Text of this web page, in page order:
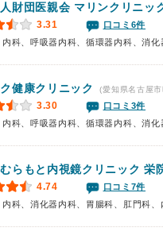
財団医親会 マリンクリニッ
3.31
口コミ6件
健康クリニック (愛知県名古屋
3.30
口コミ3件
らもと内視鏡クリニック 栄
4.74 口コミ7件
科、消化器内科、胃腸科、肛門科